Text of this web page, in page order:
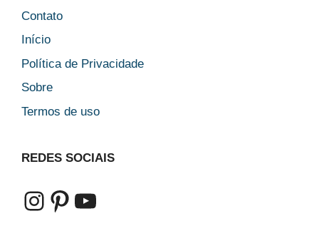
Contato
Início
Política de Privacidade
Sobre
Termos de uso
REDES SOCIAIS
Instagram
Pinterest
Youtube